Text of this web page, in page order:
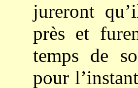
jureront
près et
temps de
pour